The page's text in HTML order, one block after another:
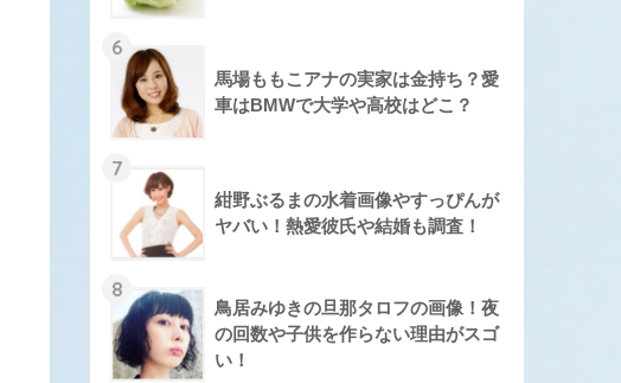
6
馬場ももこアナの実家は金持ち？愛
車はBMWで大学や高校はどこ？
7
紺野ぶるまの水着画像やすっぴんが
ヤバい！熱愛彼氏や結婚も調査！
8
鳥居みゆきの旦那タロフの画像！夜
の回数や子供を作らない理由がスゴ
い！